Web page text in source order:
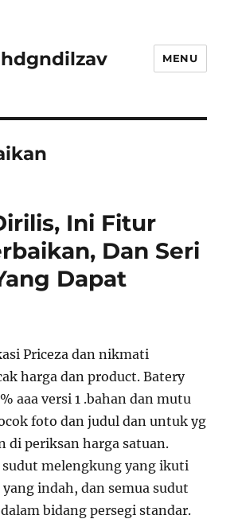
MENU
Ini Fitur
Dan Seri
Dapat
Priceza dan nikmati
harga dan product. Batery
aaa versi 1 .bahan dan mutu
foto dan judul dan untuk yg
di periksan harga satuan.
melengkung yang ikuti
indah, dan semua sudut
bidang persegi standar.